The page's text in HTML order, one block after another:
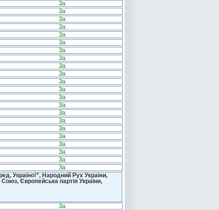
За
За
За
За
За
За
За
За
За
За
За
За
За
За
За
За
За
За
За
За
За
За
Україно!”, Народний Рух України,
Європейська партія України,
За